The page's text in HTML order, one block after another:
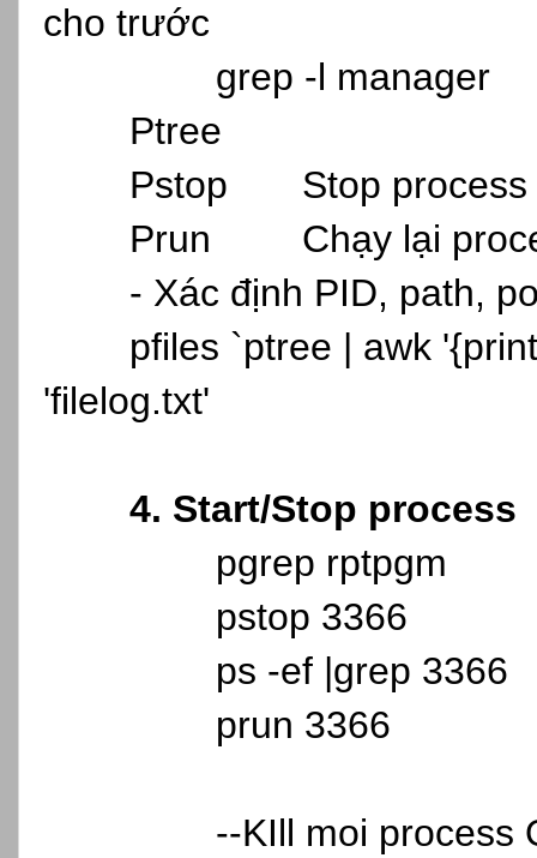
cho trước
grep -l manager
Ptree
Pstop
Stop process
Prun
Chạy lại
- Xác định PID, path,
pfiles `ptree | awk
'filelog.txt'
4. Start/Stop process
pgrep rptpgm
pstop 3366
ps -ef |grep 3366
prun 3366
--KIll moi process